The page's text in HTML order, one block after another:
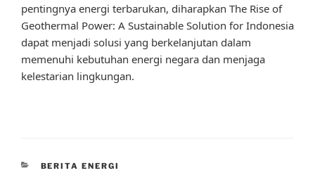
pentingnya energi terbarukan, diharapkan The Rise of
Geothermal Power: A Sustainable Solution for Indonesia
dapat menjadi solusi yang berkelanjutan dalam
memenuhi kebutuhan energi negara dan menjaga
kelestarian lingkungan.
CATEGORIES
BERITA ENERGI